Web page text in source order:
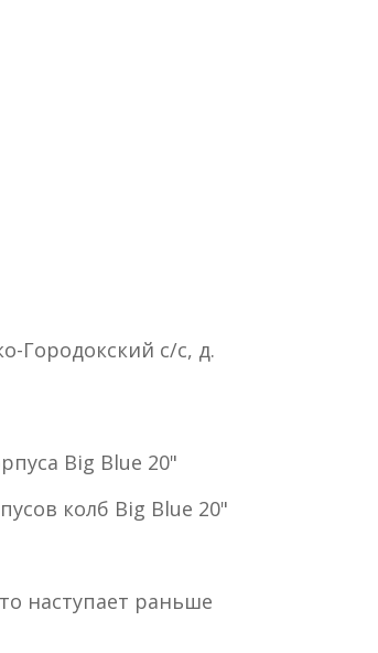
с/с, д.
Big Blue 20"
колб Big Blue 20"
наступает раньше